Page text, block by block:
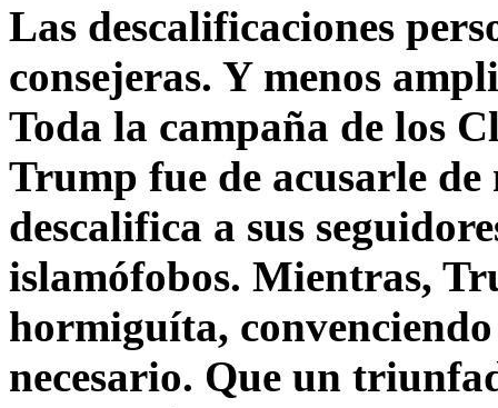
Las descalificaciones
consejeras. Y menos
Toda la campaña de los
Trump fue de acusarle
descalifica a sus
islamófobos. Mientras,
hormiguíta,
necesario. Que un